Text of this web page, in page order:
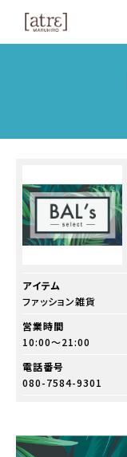
アイテム
ファッション雑貨
営業時間
10:00～21:00
電話番号
080-7584-9301